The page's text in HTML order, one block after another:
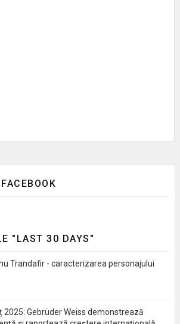
"LAST 30 DAYS"
Trandafir - caracterizarea personajului
2025: Gebrüder Weiss demonstrează